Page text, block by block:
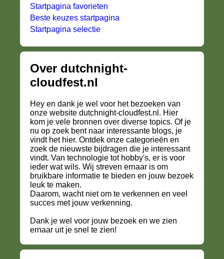
Startpagina favorieten
Beste keuzes startpagina
Startpagina selectie
Over dutchnight-
cloudfest.nl
Hey en dank je wel voor het bezoeken van
onze website dutchnight-cloudfest.nl. Hier
kom je vele bronnen over diverse topics. Of je
nu op zoek bent naar interessante blogs, je
vindt het hier. Ontdek onze categorieën en
zoek de nieuwste bijdragen die je interessant
vindt. Van technologie tot hobby's, er is voor
ieder wat wils. Wij streven ernaar is om
bruikbare informatie te bieden en jouw bezoek
leuk te maken.
Daarom, wacht niet om te verkennen en veel
succes met jouw verkenning.
Dank je wel voor jouw bezoek en we zien
ernaar uit je snel te zien!